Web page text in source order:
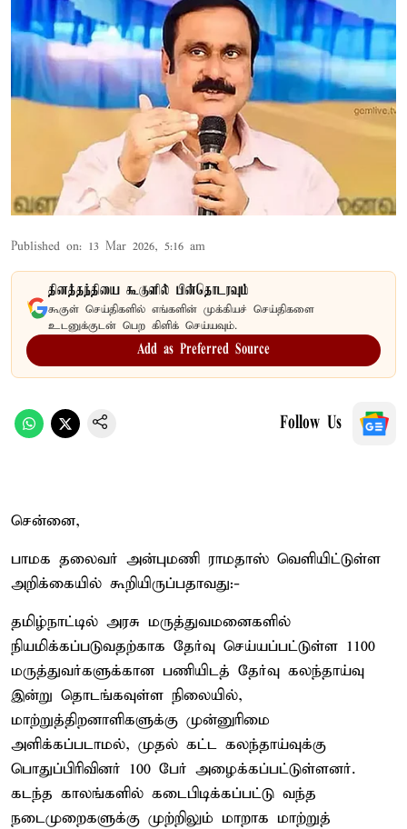
Published on: 13 Mar 2026, 5:16 am
தினத்தந்தியை கூகுளில் பின்தொடரவும்
கூகுள் செய்திகளில் எங்களின் முக்கியச் செய்திகளை
உடனுக்குடன் பெற கிளிக் செய்யவும்.
Add as Preferred Source
Follow Us
சென்னை,
பாமக தலைவர் அன்புமணி ராமதாஸ் வெளியிட்டுள்ள
அறிக்கையில் கூறியிருப்பதாவது:-
தமிழ்நாட்டில் அரசு மருத்துவமனைகளில்
நியமிக்கப்படுவதற்காக தேர்வு செய்யப்பட்டுள்ள 1100
மருத்துவர்களுக்கான பணியிடத் தேர்வு கலந்தாய்வு
இன்று தொடங்கவுள்ள நிலையில்,
மாற்றுத்திறனாளிகளுக்கு முன்னுரிமை
அளிக்கப்படாமல், முதல் கட்ட கலந்தாய்வுக்கு
பொதுப்பிரிவினர் 100 பேர் அழைக்கப்பட்டுள்ளனர்.
கடந்த காலங்களில் கடைபிடிக்கப்பட்டு வந்த
நடைமுறைகளுக்கு முற்றிலும் மாறாக மாற்றுத்